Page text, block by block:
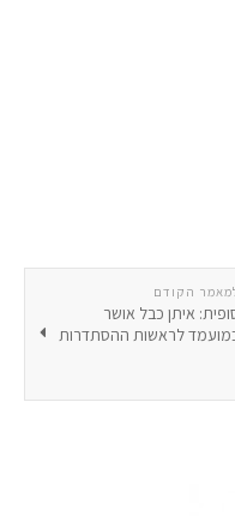
הקודם
איתן כבל אושר
לראשות ההסתדרות